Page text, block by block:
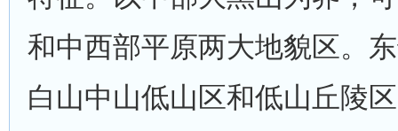
和中西部平原两大地貌区。
白山中山低山区和低山丘陵